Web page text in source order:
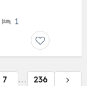
1
7 ... 236